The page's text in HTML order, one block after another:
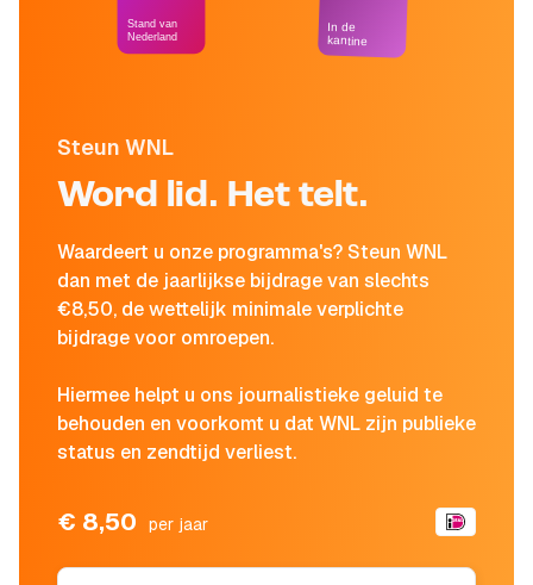
Steun WNL
Word lid. Het telt.
Waardeert u onze programma's? Steun WNL
dan met de jaarlijkse bijdrage van slechts
€8,50, de wettelijk minimale verplichte
bijdrage voor omroepen.
Hiermee helpt u ons journalistieke geluid te
behouden en voorkomt u dat WNL zijn publieke
status en zendtijd verliest.
€ 8,50 per jaar
Stand van
Nederland
In de
kantine